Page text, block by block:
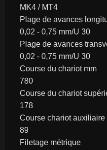
MK4 / MT4
Plage de avances
0,02 - 0,75 mm/U 30
Plage de avances
0,02 - 0,75 mm/U 30
Course du chariot mm
780
Course du chariot
178
Course chariot auxiliaire
89
Filetage métrique